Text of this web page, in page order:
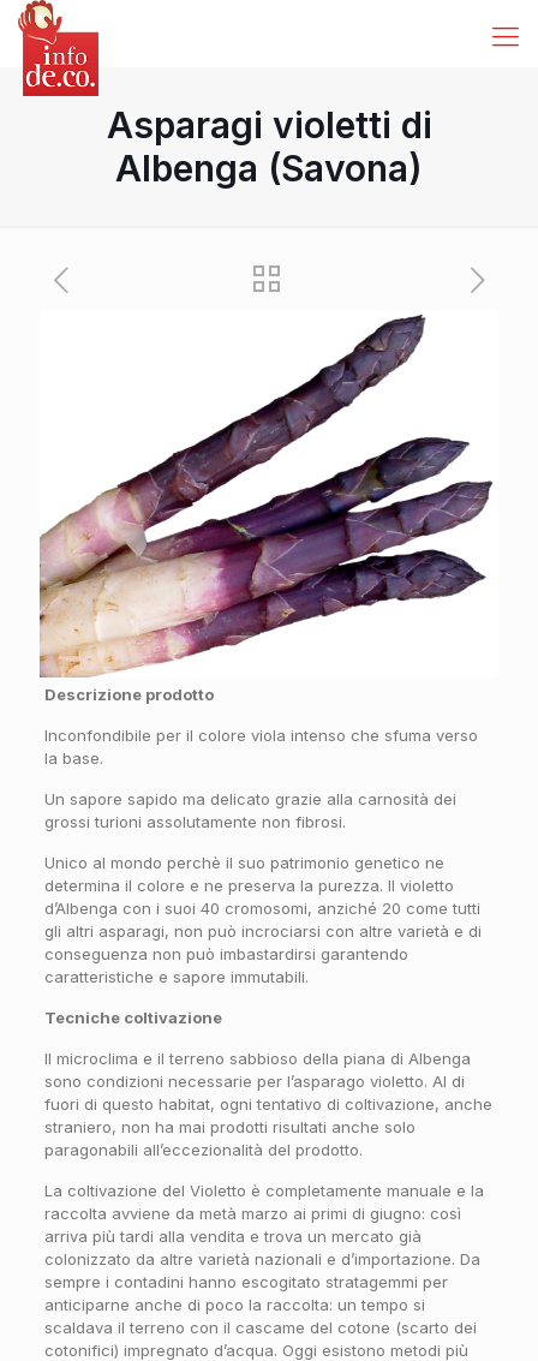
Asparagi violetti di
Albenga (Savona)
Descrizione prodotto
Inconfondibile per il colore viola intenso che sfuma verso
la base.
Un sapore sapido ma delicato grazie alla carnosità dei
grossi turioni assolutamente non fibrosi.
Unico al mondo perchè il suo patrimonio genetico ne
determina il colore e ne preserva la purezza. Il violetto
d’Albenga con i suoi 40 cromosomi, anziché 20 come tutti
gli altri asparagi, non può incrociarsi con altre varietà e di
conseguenza non può imbastardirsi garantendo
caratteristiche e sapore immutabili.
Tecniche coltivazione
Il microclima e il terreno sabbioso della piana di Albenga
sono condizioni necessarie per l’asparago violetto. Al di
fuori di questo habitat, ogni tentativo di coltivazione, anche
straniero, non ha mai prodotti risultati anche solo
paragonabili all’eccezionalità del prodotto.
La coltivazione del Violetto è completamente manuale e la
raccolta avviene da metà marzo ai primi di giugno: così
arriva più tardi alla vendita e trova un mercato già
colonizzato da altre varietà nazionali e d’importazione. Da
sempre i contadini hanno escogitato stratagemmi per
anticiparne anche di poco la raccolta: un tempo si
scaldava il terreno con il cascame del cotone (scarto dei
cotonifici) impregnato d’acqua. Oggi esistono metodi più